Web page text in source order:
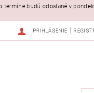
termíne budú odoslané v
PRIHLÁSENIE